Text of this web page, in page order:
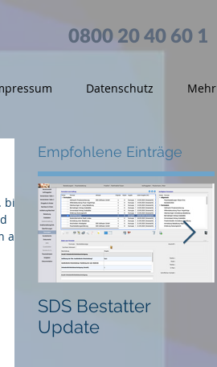
0800 20 40 60 1
Datenschutz Mehr
Empfohlene Einträge
SDS Bestatter
Update